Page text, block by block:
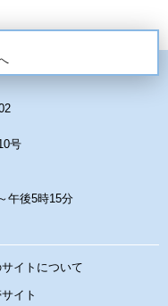
号
午後5時15分
イトについて
イト